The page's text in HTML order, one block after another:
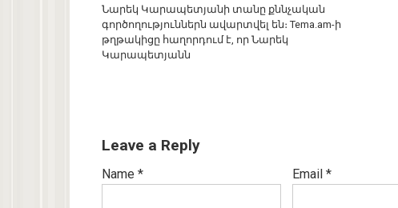
Նարեկ Կարապետյանի տանը քննչական
գործողություններն ավարտվել են։ Tema.am-ի
թղթակիցը հաղորդում է, որ Նարեկ
Կարապետյանն
Leave a Reply
Name * Email *